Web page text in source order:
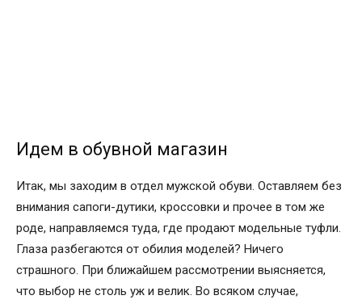
Идем в обувной магазин
Итак, мы заходим в отдел мужской обуви. Оставляем без
внимания сапоги-дутики, кроссовки и прочее в том же
роде, направляемся туда, где продают модельные туфли.
Глаза разбегаются от обилия моделей? Ничего
страшного. При ближайшем рассмотрении выясняется,
что выбор не столь уж и велик. Во всяком случае,